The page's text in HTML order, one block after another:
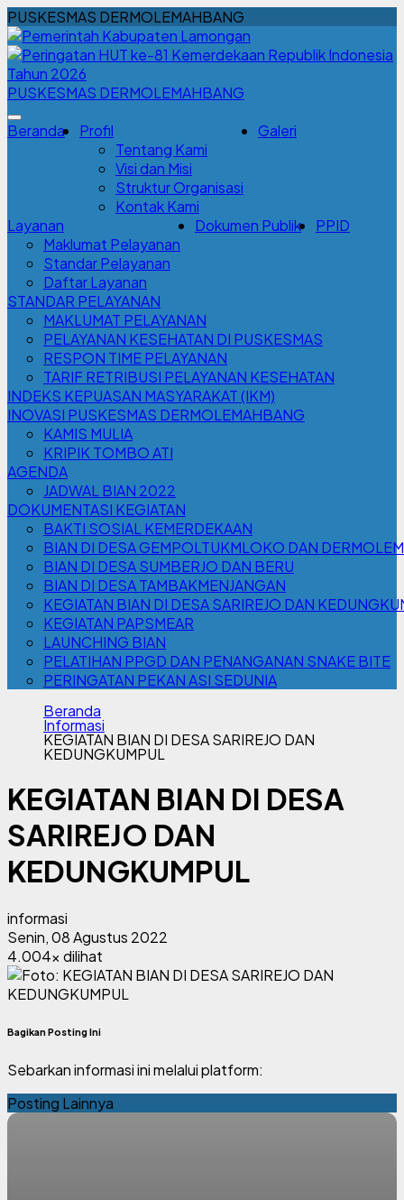
PUSKESMAS DERMOLEMAHBANG
PUSKESMAS DERMOLEMAHBANG
Beranda
Profil
Tentang Kami
Visi dan Misi
Struktur Organisasi
Kontak Kami
Galeri
Layanan
Maklumat Pelayanan
Standar Pelayanan
Daftar Layanan
Dokumen Publik PPID
STANDAR PELAYANAN
MAKLUMAT PELAYANAN
PELAYANAN KESEHATAN DI PUSKESMAS
RESPON TIME PELAYANAN
TARIF RETRIBUSI PELAYANAN KESEHATAN
INDEKS KEPUASAN MASYARAKAT (IKM)
INOVASI PUSKESMAS DERMOLEMAHBANG
KAMIS MULIA
KRIPIK TOMBO ATI
AGENDA
JADWAL BIAN 2022
DOKUMENTASI KEGIATAN
BAKTI SOSIAL KEMERDEKAAN
BIAN DI DESA GEMPOLTUKMLOKO DAN
BIAN DI DESA SUMBERJO DAN BERU
BIAN DI DESA TAMBAKMENJANGAN
KEGIATAN BIAN DI DESA SARIREJO DAN
KEGIATAN PAPSMEAR
LAUNCHING BIAN
PELATIHAN PPGD DAN PENANGANAN SNAKE BITE
PERINGATAN PEKAN ASI SEDUNIA
Beranda
Informasi
KEGIATAN BIAN DI DESA SARIREJO DAN
KEDUNGKUMPUL
KEGIATAN BIAN DI DESA
SARIREJO DAN
KEDUNGKUMPUL
informasi
Senin, 08 Agustus 2022
4.004x dilihat
Bagikan Posting Ini
Sebarkan informasi ini melalui platform:
Posting Lainnya